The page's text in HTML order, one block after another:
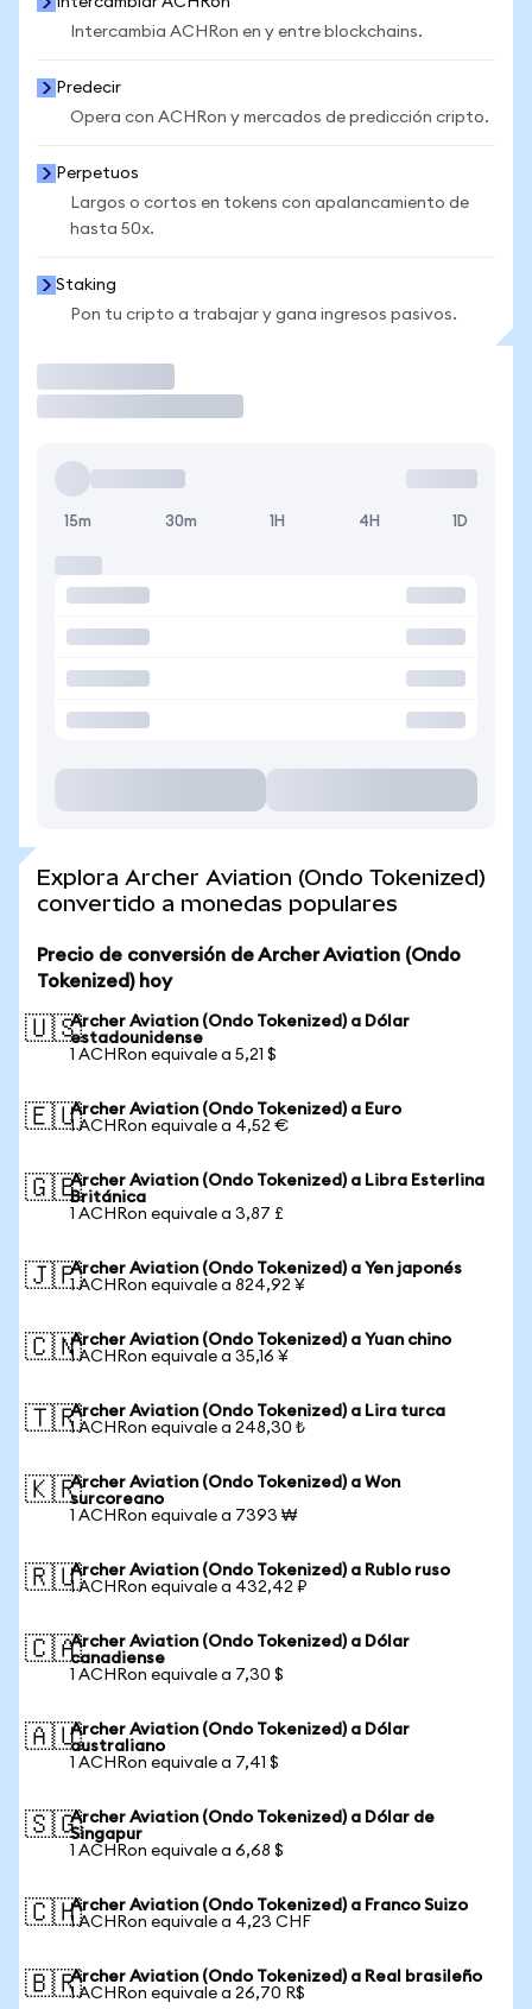
Intercambia ACHRon en y entre blockchains.
Predecir
Opera con ACHRon y mercados de predicción cripto.
Perpetuos
Largos o cortos en tokens con apalancamiento de
hasta 50x.
Staking
Pon tu cripto a trabajar y gana ingresos pasivos.
15m 30m 1H 4H 1D
Explora Archer Aviation (Ondo Tokenized)
convertido a monedas populares
Precio de conversión de Archer Aviation (Ondo
Tokenized) hoy
🇺🇸Archer Aviation (Ondo Tokenized) a Dólar
estadounidense
1 ACHRon equivale a 5,21 $
🇪🇺Archer Aviation (Ondo Tokenized) a Euro
1 ACHRon equivale a 4,52 €
🇬🇧Archer Aviation (Ondo Tokenized) a Libra Esterlina
Británica
1 ACHRon equivale a 3,87 £
🇯🇵Archer Aviation (Ondo Tokenized) a Yen japonés
1 ACHRon equivale a 824,92 ¥
🇨🇳Archer Aviation (Ondo Tokenized) a Yuan chino
1 ACHRon equivale a 35,16 ¥
🇹🇷Archer Aviation (Ondo Tokenized) a Lira turca
1 ACHRon equivale a 248,30 ₺
🇰🇷Archer Aviation (Ondo Tokenized) a Won
surcoreano
1 ACHRon equivale a 7393 ₩
🇷🇺Archer Aviation (Ondo Tokenized) a Rublo ruso
1 ACHRon equivale a 432,42 ₽
🇨🇦Archer Aviation (Ondo Tokenized) a Dólar
canadiense
1 ACHRon equivale a 7,30 $
🇦🇺Archer Aviation (Ondo Tokenized) a Dólar
australiano
1 ACHRon equivale a 7,41 $
🇸🇬Archer Aviation (Ondo Tokenized) a Dólar de
Singapur
1 ACHRon equivale a 6,68 $
🇨🇭Archer Aviation (Ondo Tokenized) a Franco Suizo
1 ACHRon equivale a 4,23 CHF
🇧🇷Archer Aviation (Ondo Tokenized) a Real brasileño
1 ACHRon equivale a 26,70 R$